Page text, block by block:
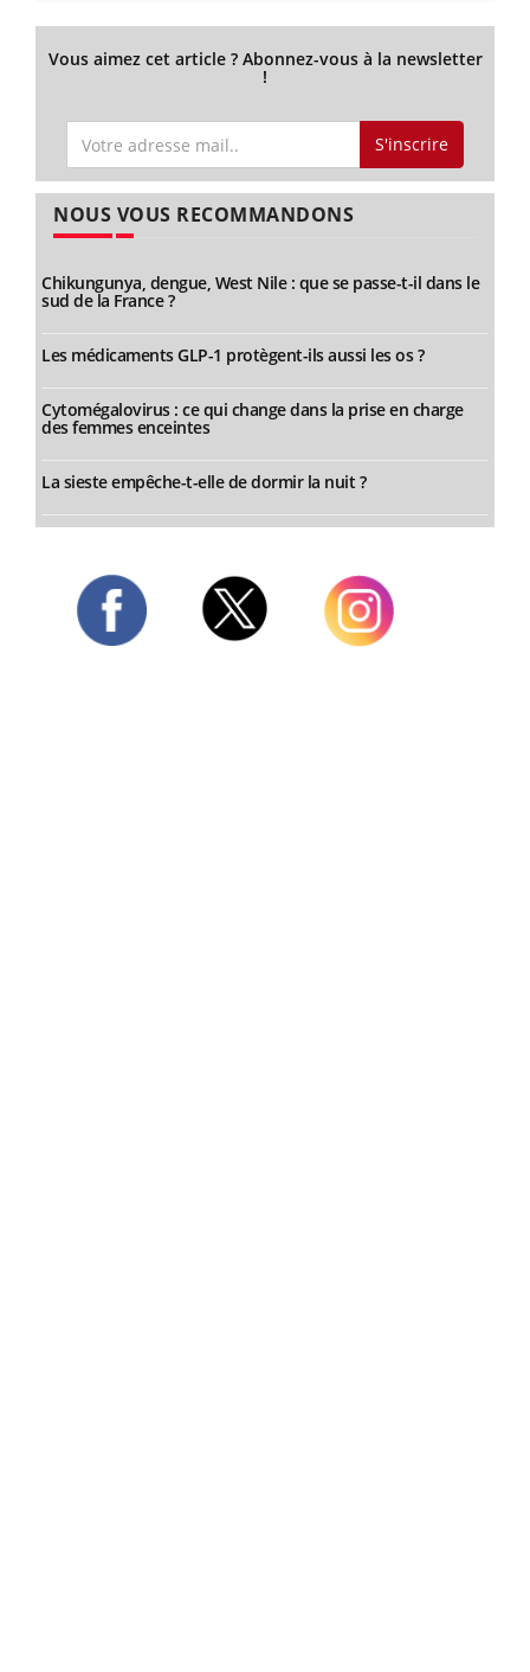
Vous aimez cet article ? Abonnez-vous à la newsletter
!
S'inscrire
NOUS VOUS RECOMMANDONS
Chikungunya, dengue, West Nile : que se passe-t-il dans le
sud de la France ?
Les médicaments GLP-1 protègent-ils aussi les os ?
Cytomégalovirus : ce qui change dans la prise en charge
des femmes enceintes
La sieste empêche-t-elle de dormir la nuit ?